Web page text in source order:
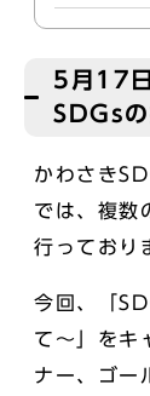
5月17
SDGs
かわさき
では、複数
行っており
今回、「
て～」をキ
ナー、ゴー